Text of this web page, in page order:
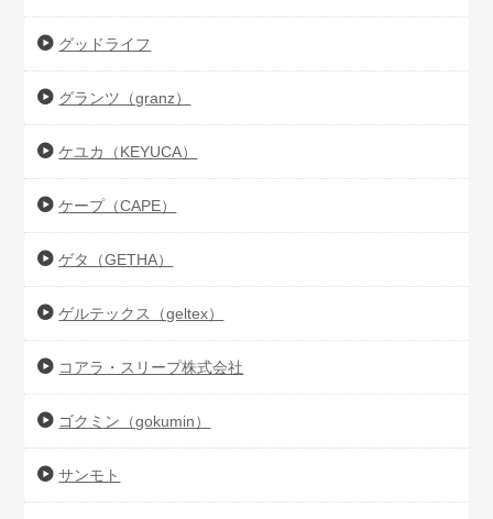
グッドライフ
グランツ（granz）
ケユカ（KEYUCA）
ケープ（CAPE）
ゲタ（GETHA）
ゲルテックス（geltex）
コアラ・スリープ株式会社
ゴクミン（gokumin）
サンモト